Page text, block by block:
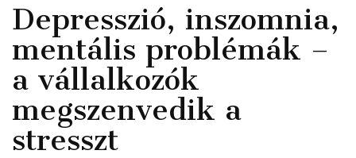
Depresszió, inszomnia,
mentális problémák –
a vállalkozók
megszenvedik a
stresszt